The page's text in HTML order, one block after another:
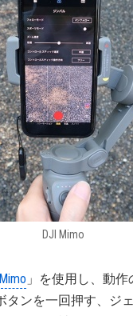
DJI Mimo
」を使用し、動
ンを一回押す、ジ